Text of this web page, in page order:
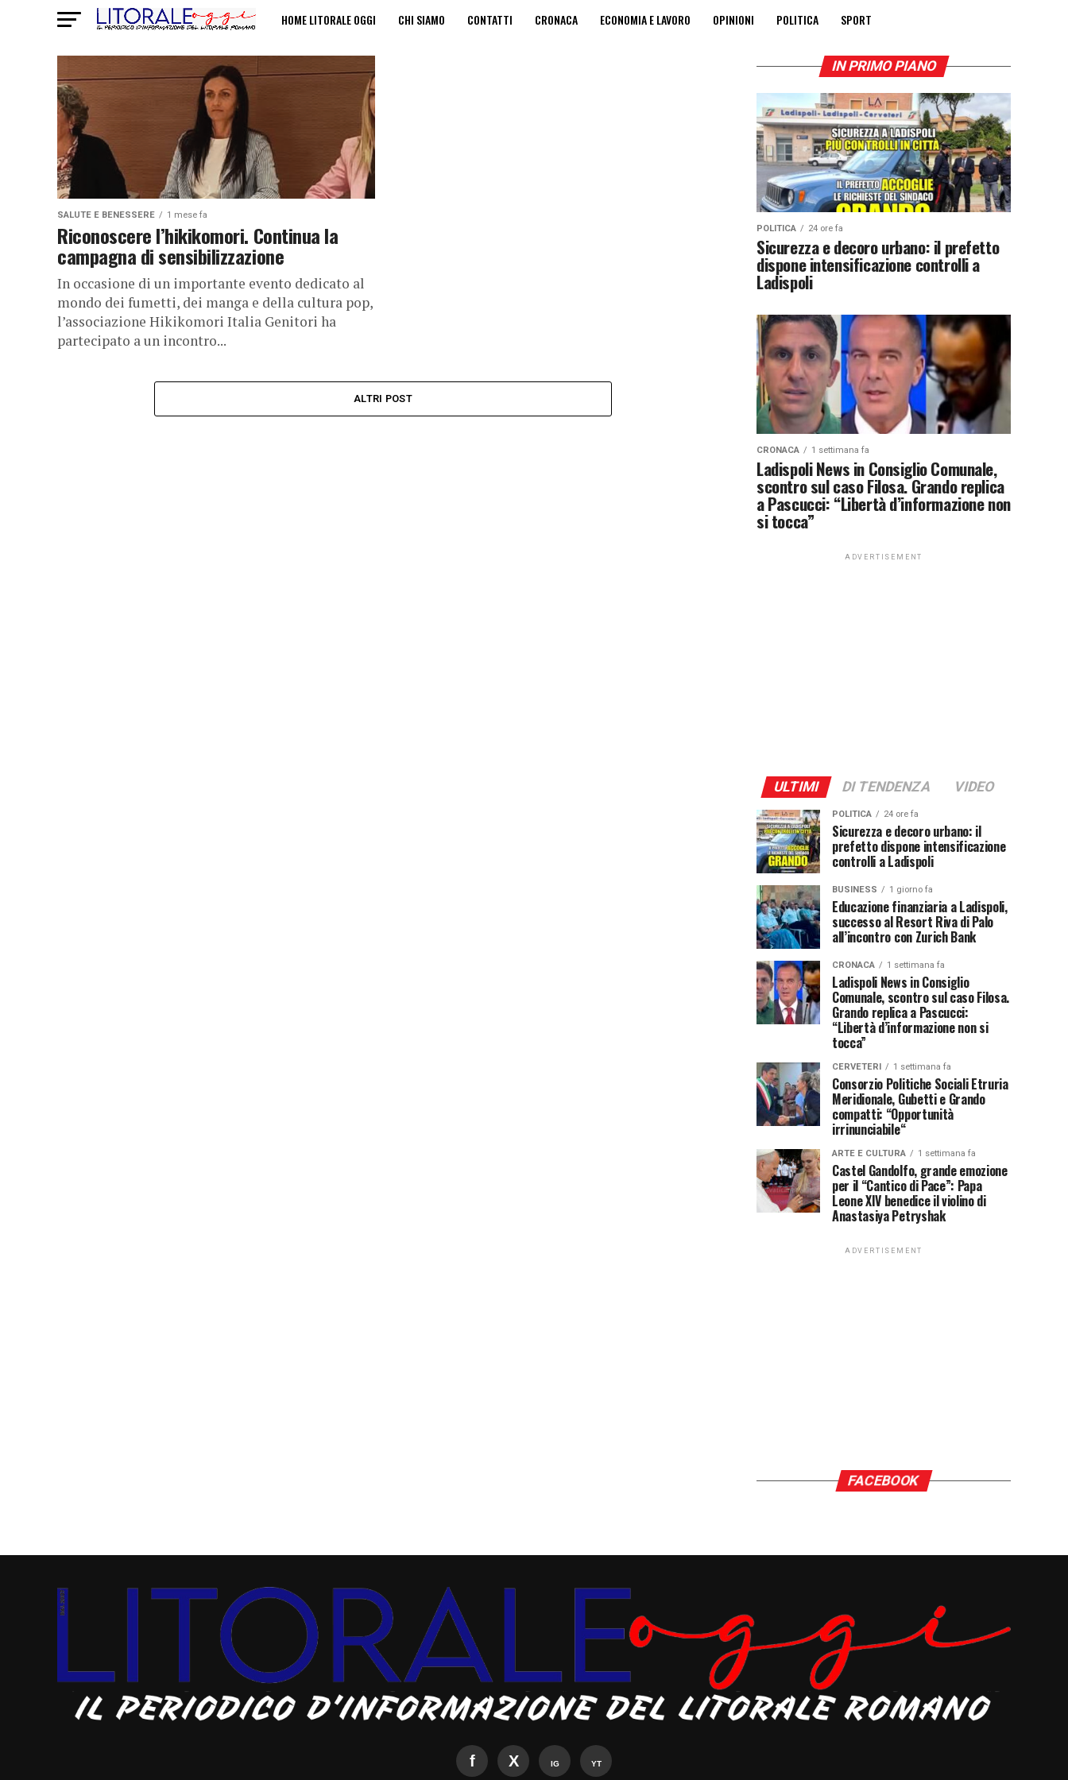
HOME LITORALE OGGI CHI SIAMO CONTATTI CRONACA ECONOMIA E LAVORO OPINIONI POLITICA SPORT
SALUTE E BENESSERE 1 mese fa
Riconoscere l’hikikomori. Continua la
campagna di sensibilizzazione
In occasione di un importante evento dedicato al
mondo dei fumetti, dei manga e della cultura pop,
l’associazione Hikikomori Italia Genitori ha
partecipato a un incontro...
ALTRI POST
IN PRIMO PIANO
POLITICA 24 ore fa
Sicurezza e decoro urbano: il prefetto
dispone intensificazione controlli a
Ladispoli
CRONACA 1 settimana fa
Ladispoli News in Consiglio Comunale,
scontro sul caso Filosa. Grando replica
a Pascucci: “Libertà d’informazione non
si tocca”
ADVERTISEMENT
ULTIMI DI TENDENZA VIDEO
POLITICA 24 ore fa
Sicurezza e decoro urbano: il
prefetto dispone intensificazione
controlli a Ladispoli
BUSINESS 1 giorno fa
Educazione finanziaria a Ladispoli,
successo al Resort Riva di Palo
all’incontro con Zurich Bank
CRONACA 1 settimana fa
Ladispoli News in Consiglio
Comunale, scontro sul caso Filosa.
Grando replica a Pascucci:
“Libertà d’informazione non si
tocca”
CERVETERI 1 settimana fa
Consorzio Politiche Sociali Etruria
Meridionale, Gubetti e Grando
compatti: “Opportunità
irrinunciabile“
ARTE E CULTURA 1 settimana fa
Castel Gandolfo, grande emozione
per il “Cantico di Pace”: Papa
Leone XIV benedice il violino di
Anastasiya Petryshak
ADVERTISEMENT
FACEBOOK